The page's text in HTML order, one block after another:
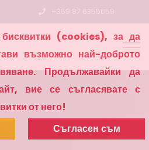
(cookies), за да
възможно най-доброто
Продължавайки да
вие се съгласявате с
от него!
Съгласен съм